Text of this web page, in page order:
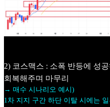
2) 코스맥스 : 소폭 반등에 성
회복해주며 마무리
→ 매수 시나리오 예시)
1차 지지 구간 하단 이탈 시에는